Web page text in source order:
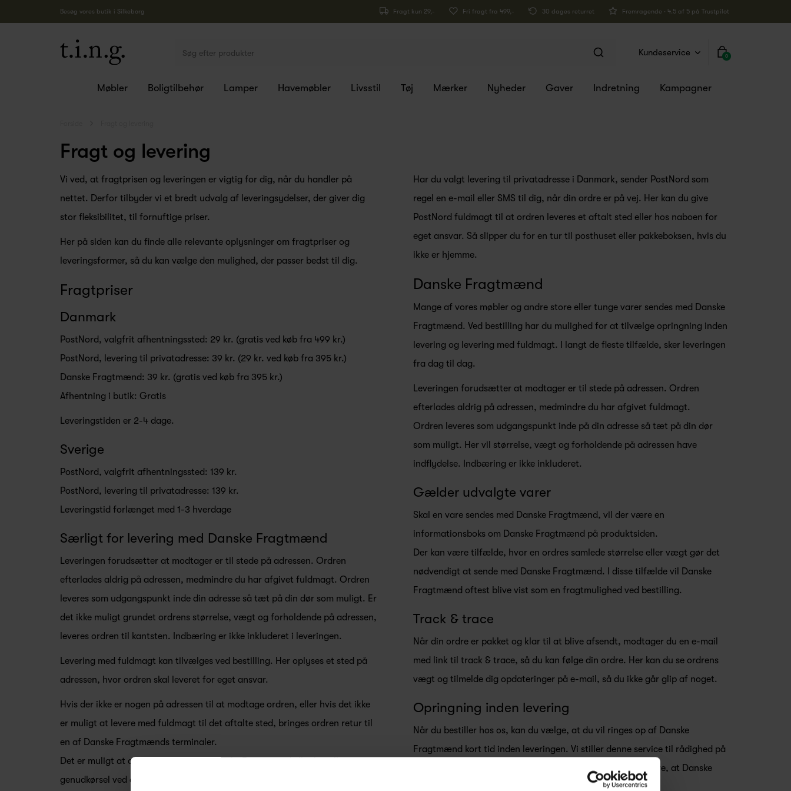
Besøg vores butik i Silkeborg Fragt kun 29,- Fri fragt fra 499,- 30 dages returret Fremragende · 4.5 af 5 på Trustpilot
0
Kundeservice
Møbler Boligtilbehør Lamper Havemøbler Livsstil Tøj Mærker Nyheder Gaver Indretning Kampagner
Fragt og levering
Vi ved, at fragtprisen og leveringen er vigtig for dig, når du handler på
nettet. Derfor tilbyder vi et bredt udvalg af leveringsydelser, der giver dig
stor fleksibilitet, til fornuftige priser.
Her på siden kan du finde alle relevante oplysninger om fragtpriser og
leveringsformer, så du kan vælge den mulighed, der passer bedst til dig.
Fragtpriser
Danmark
PostNord, valgfrit afhentningssted: 29 kr. (gratis ved køb fra 499 kr.)
PostNord, levering til privatadresse: 39 kr. (29 kr. ved køb fra 395 kr.)
Danske Fragtmænd: 39 kr. (gratis ved køb fra 395 kr.)
Afhentning i butik: Gratis
Leveringstiden er 2-4 dage.
Sverige
PostNord, valgfrit afhentningssted: 139 kr.
PostNord, levering til privatadresse: 139 kr.
Leveringstid forlænget med 1-3 hverdage
Særligt for levering med Danske Fragtmænd
Leveringen forudsætter at modtager er til stede på adressen. Ordren
efterlades aldrig på adressen, medmindre du har afgivet fuldmagt. Ordren
leveres som udgangspunkt inde din adresse så tæt på din dør som muligt. Er
det ikke muligt grundet ordrens størrelse, vægt og forholdende på adressen,
leveres ordren til kantsten. Indbæring er ikke inkluderet i leveringen.
Levering med fuldmagt kan tilvælges ved bestilling. Her oplyses et sted på
adressen, hvor ordren skal leveret for eget ansvar.
Hvis der ikke er nogen på adressen til at modtage ordren, eller hvis det ikke
er muligt at levere med fuldmagt til det aftalte sted, bringes ordren retur til
en af Danske Fragtmænds terminaler.
Det er muligt at afhente ordren hos Danske Fragtmænd eller bestille
genudkørsel ved at kontakte os. Første genudkørsel er gratis. Øvrige
Har du valgt levering til privatadresse i Danmark, sender PostNord som
regel en e-mail eller SMS til dig, når din ordre er på vej. Her kan du give
PostNord fuldmagt til at ordren leveres et aftalt sted eller hos naboen for
eget ansvar. Så slipper du for en tur til posthuset eller pakkeboksen, hvis du
ikke er hjemme.
Danske Fragtmænd
Mange af vores møbler og andre store eller tunge varer sendes med Danske
Fragtmænd. Ved bestilling har du mulighed for at tilvælge opringning inden
levering og levering med fuldmagt. I langt de fleste tilfælde, sker leveringen
fra dag til dag.
Leveringen forudsætter at modtager er til stede på adressen. Ordren
efterlades aldrig på adressen, medmindre du har afgivet fuldmagt.
Ordren leveres som udgangspunkt inde på din adresse så tæt på din dør
som muligt. Her vil størrelse, vægt og forholdende på adressen have
indflydelse. Indbæring er ikke inkluderet.
Gælder udvalgte varer
Skal en vare sendes med Danske Fragtmænd, vil der være en
informationsboks om Danske Fragtmænd på produktsiden.
Der kan være tilfælde, hvor en ordres samlede størrelse eller vægt gør det
nødvendigt at sende med Danske Fragtmænd. I disse tilfælde vil Danske
Fragtmænd oftest blive vist som en fragtmulighed ved bestilling.
Track & trace
Når din ordre er pakket og klar til at blive afsendt, modtager du en e-mail
med link til track & trace, så du kan følge din ordre. Her kan du se ordrens
vægt og tilmelde dig opdateringer på e-mail, så du ikke går glip af noget.
Opringning inden levering
Når du bestiller hos os, kan du vælge, at du vil ringes op af Danske
Fragtmænd kort tid inden leveringen. Vi stiller denne service til rådighed på
vegne af Danske Fragtmænd, og vi kan derfor ikke garantere, at Danske
Fragtmænd overholder dette ved hver levering.